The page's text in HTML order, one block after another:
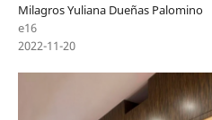
Milagros Yuliana Dueñas Palomino
e16
2022-11-20